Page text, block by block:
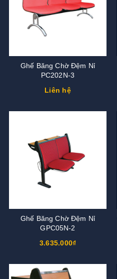
Ghế Băng Chờ Đệm Nỉ
PC202N-3
Liên hệ
Ghế Băng Chờ Đệm Nỉ
GPC05N-2
3.635.000₫